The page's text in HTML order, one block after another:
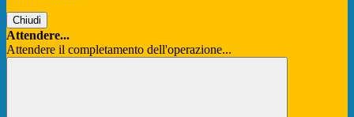
Chiudi
Attendere...
Attendere il completamento dell'operazione...